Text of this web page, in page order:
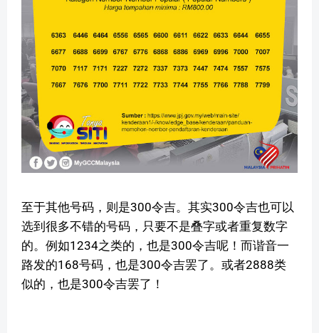
至于其他号码，则是300令吉。其实300令吉也可以
选到很多不错的号码，只要不是叠字或者重复数字
的。例如1234之类的，也是300令吉呢！而谐音一
路发的168号码，也是300令吉罢了。或者2888类
似的，也是300令吉罢了！